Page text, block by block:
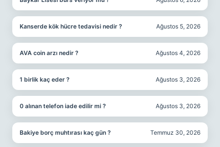
Kanserde kök hücre tedavisi nedir ? Ağustos 5, 2026
AVA coin arzı nedir ? Ağustos 4, 2026
1 birlik kaç eder ? Ağustos 3, 2026
0 alınan telefon iade edilir mi ? Ağustos 3, 2026
Bakiye borç muhtırası kaç gün ? Temmuz 30, 2026